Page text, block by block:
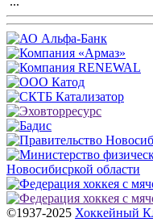
©1937-2025 Хоккейный